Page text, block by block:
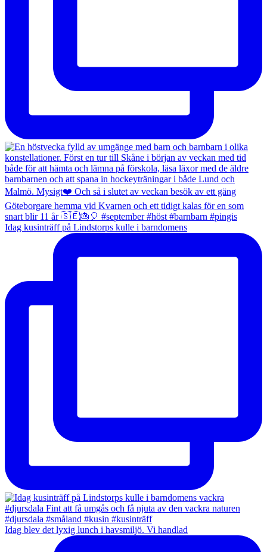
Idag kusinträff på Lindstorps kulle i barndomens
Idag blev det lyxig lunch i havsmiljö. Vi handlad